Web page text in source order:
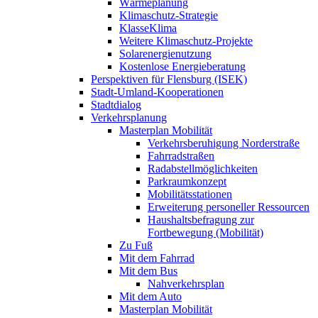
Wärmeplanung
Klimaschutz-Strategie
KlasseKlima
Weitere Klimaschutz-Projekte
Solarenergienutzung
Kostenlose Energieberatung
Perspektiven für Flensburg (ISEK)
Stadt-Umland-Kooperationen
Stadtdialog
Verkehrsplanung
Masterplan Mobilität
Verkehrsberuhigung Norderstraße
Fahrradstraßen
Radabstellmöglichkeiten
Parkraumkonzept
Mobilitätsstationen
Erweiterung personeller Ressourcen
Haushaltsbefragung zur
Fortbewegung (Mobilität)
Zu Fuß
Mit dem Fahrrad
Mit dem Bus
Nahverkehrsplan
Mit dem Auto
Masterplan Mobilität